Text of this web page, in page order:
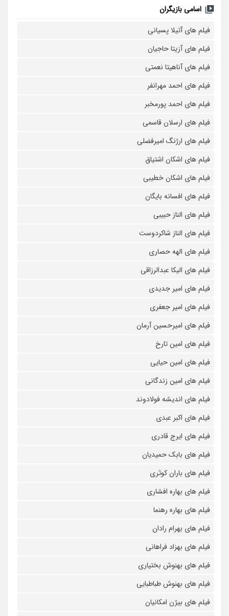
اسامی بازیگران
فیلم های آتیلا پسیانی
فیلم های آزیتا حاجیان
فیلم های آناهیتا نعمتی
فیلم های احمد مهرانفر
فیلم های احمد پورمخبر
فیلم های ارسلان قاسمی
فیلم های ارژنگ امیرفضلی
فیلم های اشکان اشتیاق
فیلم های اشکان خطیبی
فیلم های افسانه بایگان
فیلم های الناز حبیبی
فیلم های الناز شاکردوست
فیلم های الهه حصاری
فیلم های الیکا عبدالرزاقی
فیلم های امیر جدیدی
فیلم های امیر جعفری
فیلم های امیرحسین آرمان
فیلم های امین تارخ
فیلم های امین حیایی
فیلم های امین زندگانی
فیلم های اندیشه فولادوند
فیلم های اکبر عبدی
فیلم های ایرج قادری
فیلم های بابک حمیدیان
فیلم های باران کوثری
فیلم های بهاره افشاری
فیلم های بهاره رهنما
فیلم های بهرام رادان
فیلم های بهزاد فراهانی
فیلم های بهنوش بختیاری
فیلم های بهنوش طباطبایی
فیلم های بیژن امکانیان